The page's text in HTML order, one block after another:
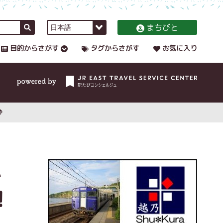
まちびと
目的からさがす タグからさがす お気に入り